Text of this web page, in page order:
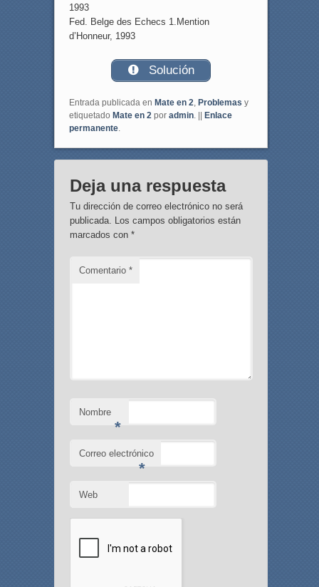
1993
Fed. Belge des Echecs 1.Mention
d’Honneur, 1993
Solución
Entrada publicada en Mate en 2, Problemas y
etiquetado Mate en 2por admin. ||
Enlace
permanente.
Deja una respuesta
Tu dirección de correo electrónico no será
publicada. Los campos obligatorios están
marcados con *
Comentario *
Nombre
*
Correo electrónico
*
Web